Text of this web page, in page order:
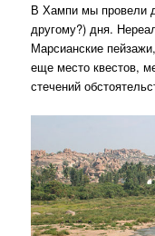
В Хампи мы провели
другому?) дня.
Марсианские
еще место квестов,
стечений